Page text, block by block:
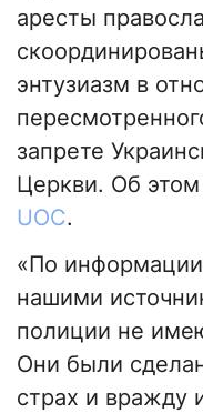
аресты
энтузиазм в
запрете
Церкви. Об
UOC.
«По
нашими
полиции не
Они были
страх и вражду